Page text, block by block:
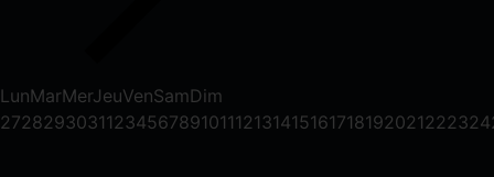
LunMarMerJeuVenSamDim
2728293031123456789101112131415161718192021222324